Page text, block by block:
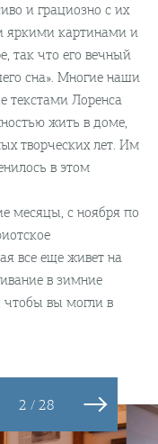
и грациозно с их
яркими картинами и
так что его вечный
сна». Многие наши
текстами Лоренса
жить в доме,
творческих лет. Им
в этом
месяцы, с ноября по
все еще живет на
в зимние
чтобы вы могли в
2 / 28